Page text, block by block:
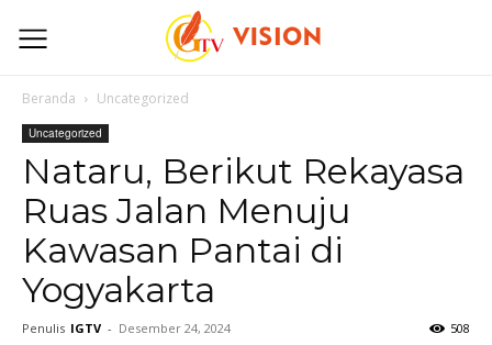
Beranda Uncategorized
Uncategorized
Nataru, Berikut Rekayasa
Ruas Jalan Menuju
Kawasan Pantai di
Yogyakarta
Penulis IGTV - Desember 24, 2024 508